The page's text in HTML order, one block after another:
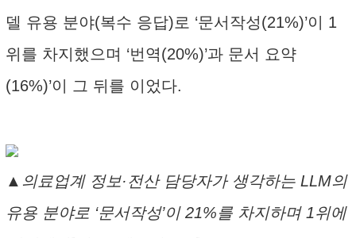
델 유용 분야(복수 응답)로 ‘문서작성(21%)’이 1
위를 차지했으며 ‘번역(20%)’과 문서 요약
(16%)’이 그 뒤를 이었다.
▲의료업계 정보·전산 담당자가 생각하는 LLM의
유용 분야로 ‘문서작성’이 21%를 차지하며 1위에